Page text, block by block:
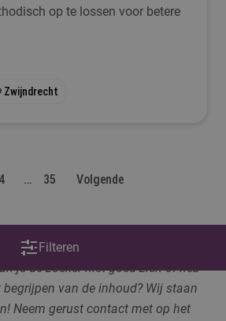
op te lossen voor betere
Zwijndrecht
4 … 35 Volgende
Filteren
we gebruik van een
je de zoeker niet goed zien of heb
van de inhoud? Wij staan
Neem gerust contact met op het